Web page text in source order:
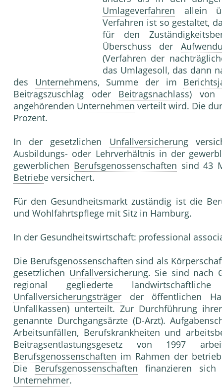
Umlageverfahren allein
Verfahren ist so gestaltet,
für den
Überschuss der
(Verfahren der
das Umlagesoll, das dann
des Unternehmens, Summe der im
Beitragszuschlag oder Beitragsnachlass) von
angehörenden Unternehmen verteilt wird. Die
Prozent.
In der gesetzlichen Unfallversicherung
Ausbildungs- oder Lehrverhältnis in der
gewerblichen Berufsgenossenschaften sind 43
Betriebe versichert.
Für den Gesundheitsmarkt zuständig ist die
und Wohlfahrtspflege mit Sitz in Hamburg.
In der Gesundheitswirtschaft: professional
Die Berufsgenossenschaften sind als
gesetzlichen Unfallversicherung. Sie sind nach
regional gegliederte
Unfallversicherungsträger der öffentlichen
Unfallkassen) unterteilt. Zur Durchführung
genannte Durchgangsärzte (D-Arzt).
Arbeitsunfällen, Berufskrankheiten und
Beitragsentlastungsgesetz von 1997
Berufsgenossenschaften im Rahmen der
Die Berufsgenossenschaften finanzieren
Unternehmer.